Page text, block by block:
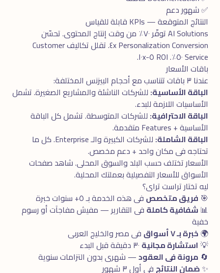
✅ شهور دعم
النتائج المتوقعة — KPIs قابلة للقياس
AI Solutions توفّر ٧٠٪ من وقت إنتاج المحتوى. تحسّن
Personalization Conversion ٤x. تقلل تكاليف Customer
Service ٥٠٪. ROI ٥-١٠x.
باقات الأسعار
عندنا ٣ باقات تتناسب مع أحجام البيزنس المختلفة:
الباقة الأساسية: للشركات الناشئة والمشاريع الصغيرة. تشمل
الأساسيات اللازمة للبدء.
الباقة الاحترافية: للشركات المتوسطة. تشمل كل الباقة
الأساسية + Features متقدمة.
الباقة الشاملة:
للشركات الكبيرة والـ Enterprise. كل ما
تحتاجه فى مكان واحد + دعم مخصص.
الأسعار تختلف حسب البلد والسوق المحلى. شاهد صفحات
الأسواقللأسعار التفصيلية بعملتك المحلية.
ليه تختار تراست تراى؟
🎯 فريق متخصص فى هذه الخدمة بـ ٥+ سنوات خبرة
📊 شفافية كاملة فى التقارير — مفيش مفاجآت أو رسوم
خفية
🌍خبرة بـ ٧ أسواق
فى مصر والخليج العربى
💡استشارة مجانية
🔄 مرونة فى العقود— شهرى بدون التزامات سنوية
✨ضمان النتائج فى أول ٣ شهور